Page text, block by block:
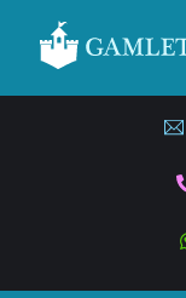
content